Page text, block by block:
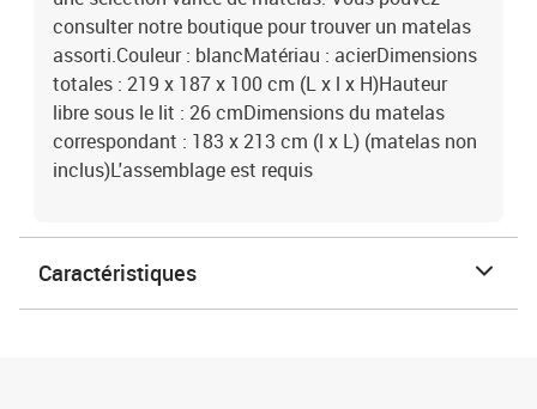
consulter notre boutique pour trouver un matelas
assorti.Couleur : blancMatériau : acierDimensions
totales : 219 x 187 x 100 cm (L x l x H)Hauteur
libre sous le lit : 26 cmDimensions du matelas
correspondant : 183 x 213 cm (l x L) (matelas non
inclus)L'assemblage est requis
Caractéristiques